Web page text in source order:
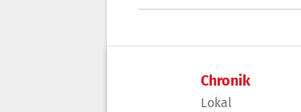
Chronik
Lokal